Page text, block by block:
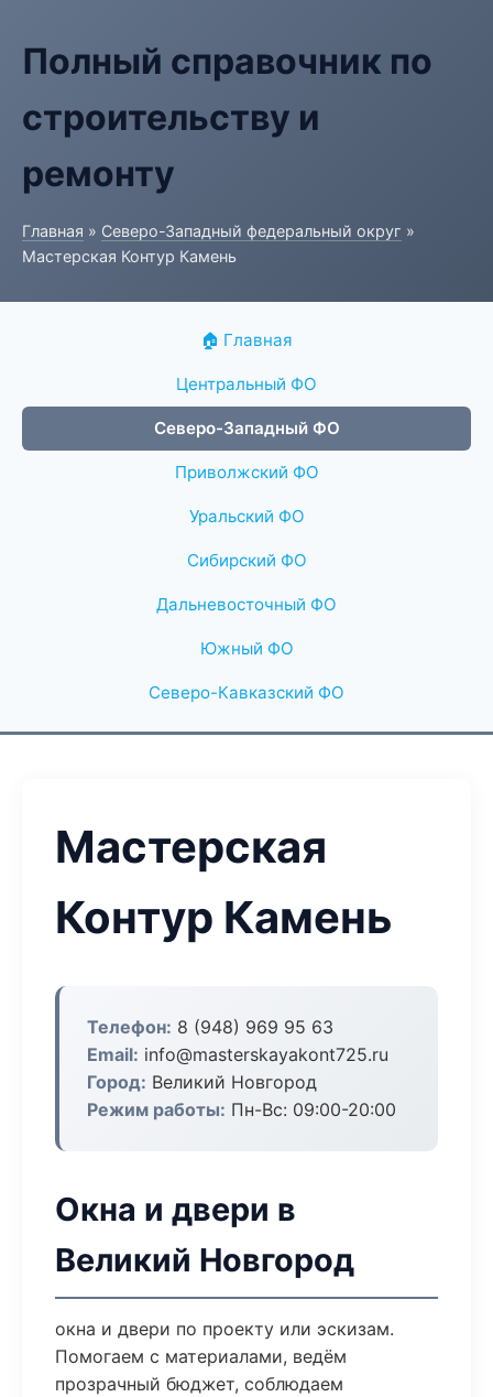
Полный справочник по
строительству и
ремонту
Главная » Северо-Западный федеральный округ »
Мастерская Контур Камень
🏠 Главная
Центральный ФО
Северо-Западный ФО
Приволжский ФО
Уральский ФО
Сибирский ФО
Дальневосточный ФО
Южный ФО
Северо-Кавказский ФО
Мастерская
Контур Камень
Телефон: 8 (948) 969 95 63
Email: info@masterskayakont725.ru
Город: Великий Новгород
Режим работы: Пн-Вс: 09:00-20:00
Окна и двери в
Великий Новгород
окна и двери по проекту или эскизам.
Помогаем с материалами, ведём
прозрачный бюджет, соблюдаем